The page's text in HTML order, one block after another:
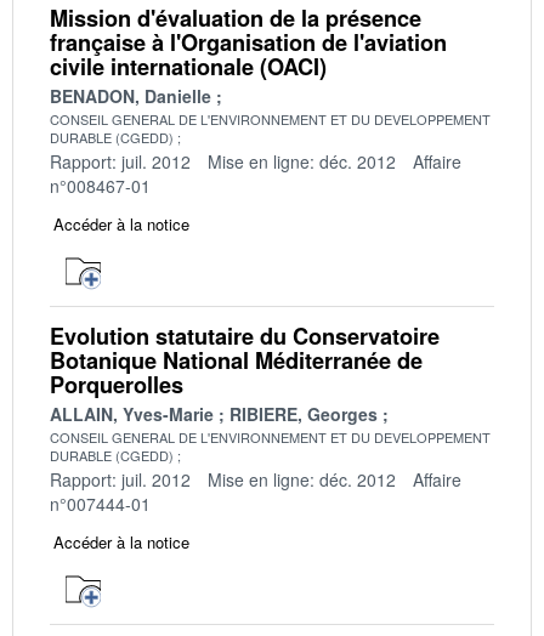
Mission d'évaluation de la présence
française à l'Organisation de l'aviation
civile internationale (OACI)
BENADON, Danielle
CONSEIL GENERAL DE L'ENVIRONNEMENT ET DU DEVELOPPEMENT
DURABLE (CGEDD)
Rapport: juil. 2012 Mise en ligne: déc. 2012
Affaire
n°008467-01
Accéder à la notice
Evolution statutaire du Conservatoire
Botanique National Méditerranée de
Porquerolles
ALLAIN, Yves-Marie RIBIERE, Georges
CONSEIL GENERAL DE L'ENVIRONNEMENT ET DU DEVELOPPEMENT
DURABLE (CGEDD)
Rapport: juil. 2012 Mise en ligne: déc. 2012
Affaire
n°007444-01
Accéder à la notice